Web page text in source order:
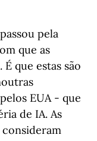
pela
que as
que estas são
EUA - que
de IA. As